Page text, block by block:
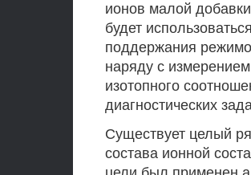
ионов малой
будет
поддержания
наряду с
изотопного
диагностических
Существует целый
состава ионной